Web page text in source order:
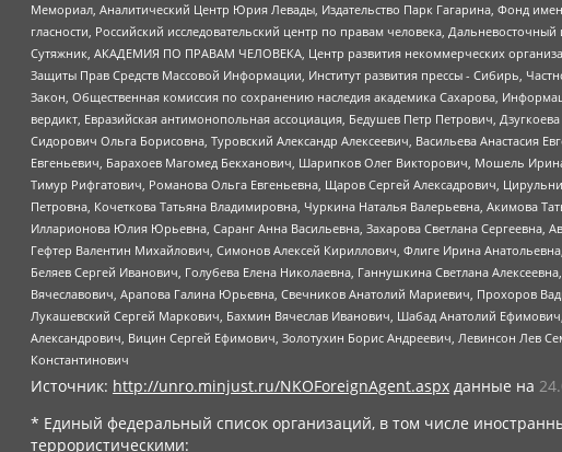
Мемориал, Аналитический Центр Юрия Левады, Издательство Парк Гагарина, Фонд
гласности, Российский исследовательский центр по правам человека,
Сутяжник, АКАДЕМИЯ ПО ПРАВАМ ЧЕЛОВЕКА, Центр развития некоммерческих
Защиты Прав Средств Массовой Информации, Институт развития прессы - Сибирь,
Закон, Общественная комиссия по сохранению наследия академика Сахарова,
вердикт, Евразийская антимонопольная ассоциация, Бедушев Петр Петрович,
Сидорович Ольга Борисовна, Туровский Александр Алексеевич, Васильева Анастасия
Евгеньевич, Барахоев Магомед Бекханович, Шарипков Олег Викторович, Мошель
Тимур Рифгатович, Романова Ольга Евгеньевна, Щаров Сергей Алексадрович,
Петровна, Кочеткова Татьяна Владимировна, Чуркина Наталья Валерьевна, Акимова
Илларионова Юлия Юрьевна, Саранг Анна Васильевна, Захарова Светлана
Гефтер Валентин Михайлович, Симонов Алексей Кириллович, Флиге Ирина
Беляев Сергей Иванович, Голубева Елена Николаевна, Ганнушкина Светлана
Вячеславович, Арапова Галина Юрьевна, Свечников Анатолий Мариевич, Прохоров
Лукашевский Сергей Маркович, Бахмин Вячеслав Иванович, Шабад Анатолий
Александрович, Вицин Сергей Ефимович, Золотухин Борис Андреевич, Левинсон Лев
Константинович
Источник: http://unro.minjust.ru/NKOForeignAgent.aspx данные на
* Единый федеральный список организаций, в том числе
террористическими: